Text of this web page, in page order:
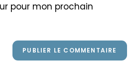
pour mon prochain